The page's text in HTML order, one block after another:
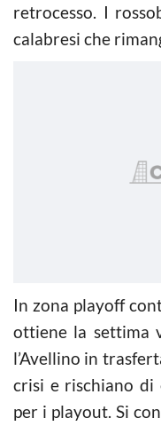
retrocesso. I
calabresi che
In zona playoff
ottiene la settima
l’Avellino in
crisi e rischiano di
per i playout. Si